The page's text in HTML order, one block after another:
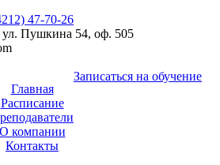
47-70-26
ул. Пушкина 54, оф. 505
Главная
Расписание
О компании
Контакты
Записаться на обучение